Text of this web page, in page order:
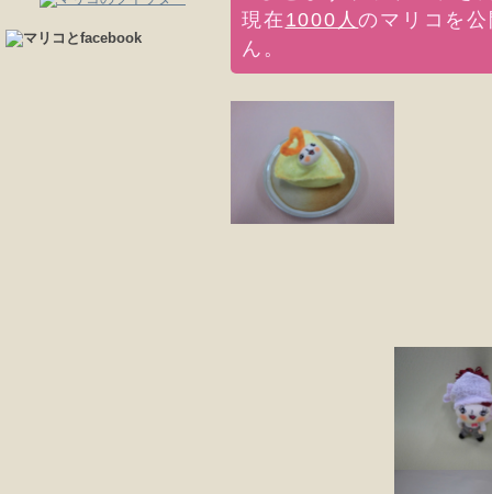
現在 1000人のマリコを
ん。